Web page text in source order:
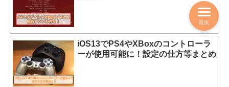
iOS13でPS4やXBoxのコントローラ
ーが使用可能に！設定の仕方等まとめ
目次